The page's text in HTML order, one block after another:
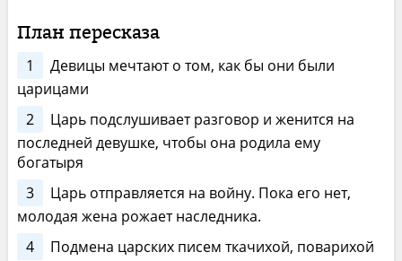
План пересказа
1
Девицы мечтают о том, как бы они были
царицами
2
Царь подслушивает разговор и женится на
последней девушке, чтобы она родила ему
богатыря
3
Царь отправляется на войну. Пока его нет,
молодая жена рожает наследника.
4
Подмена царских писем ткачихой, поварихой